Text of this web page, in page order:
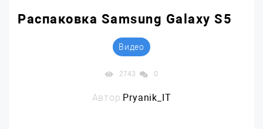
Распаковка Samsung Galaxy S5
Видео
2743 0
Автор:Pryanik_IT